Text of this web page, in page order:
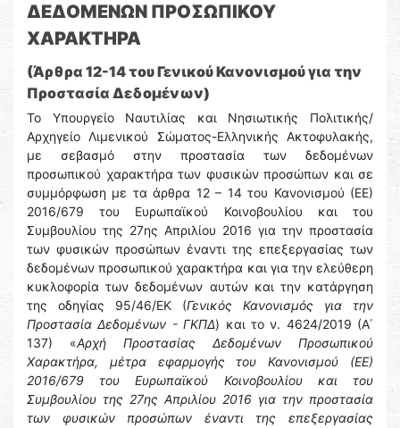
ΔΕΔΟΜΕΝΩΝ ΠΡΟΣΩΠΙΚΟΥ
ΧΑΡΑΚΤΗΡΑ
(Άρθρα 12-14 του Γενικού Κανονισμού για την
Προστασία Δεδομένων)
Το Υπουργείο Ναυτιλίας και Νησιωτικής Πολιτικής/
Αρχηγείο Λιμενικού Σώματος-Ελληνικής Ακτοφυλακής,
με σεβασμό στην προστασία των δεδομένων
προσωπικού χαρακτήρα των φυσικών προσώπων και σε
συμμόρφωση με τα άρθρα 12 – 14 του Κανονισμού (ΕΕ)
2016/679 του Ευρωπαϊκού Κοινοβουλίου και του
Συμβουλίου της 27ης Απριλίου 2016 για την προστασία
των φυσικών προσώπων έναντι της επεξεργασίας των
δεδομένων προσωπικού χαρακτήρα και για την ελεύθερη
κυκλοφορία των δεδομένων αυτών και την κατάργηση
της οδηγίας 95/46/ΕΚ (Γενικός Κανονισμός για την
Προστασία Δεδομένων - ΓΚΠΔ) και το ν. 4624/2019 (Α΄
137) «Αρχή Προστασίας Δεδομένων Προσωπικού
Χαρακτήρα, μέτρα εφαρμογής του Κανονισμού (ΕΕ)
2016/679 του Ευρωπαϊκού Κοινοβουλίου και του
Συμβουλίου της 27ης Απριλίου 2016 για την προστασία
των φυσικών προσώπων έναντι της επεξεργασίας